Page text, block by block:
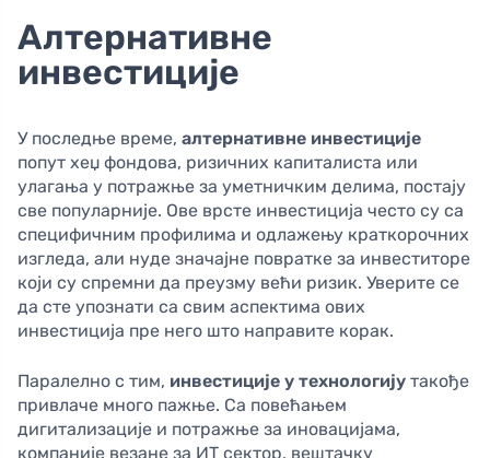
Алтернативне
инвестиције
У последње време, алтернативне инвестиције
попут хеџ фондова, ризичних капиталиста или
улагања у потражње за уметничким делима, постају
све популарније. Ове врсте инвестиција често су са
специфичним профилима и одлажењу краткорочних
изгледа, али нуде значајне повратке за инвеститоре
који су спремни да преузму већи ризик. Уверите се
да сте упознати са свим аспектима ових
инвестиција пре него што направите корак.
Паралелно с тим, инвестиције у технологију такође
привлаче много пажње. Са повећањем
дигитализације и потражње за иновацијама,
компаније везане за ИТ сектор, вештачку